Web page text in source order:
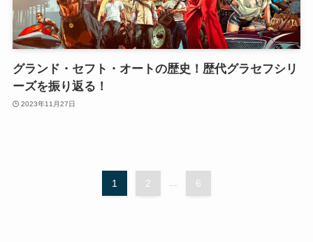
グランド・セフト・オートの歴史！歴代グラセフシリ
ーズを振り返る！
2023年11月27日
1 2 ... 6